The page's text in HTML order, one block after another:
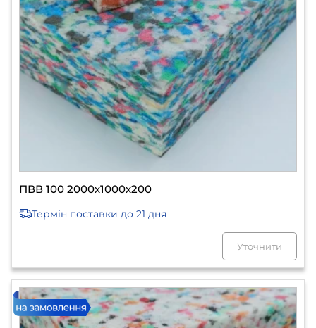
ПВВ 100 2000х1000х200
Термін поставки до 21 дня
Уточнити